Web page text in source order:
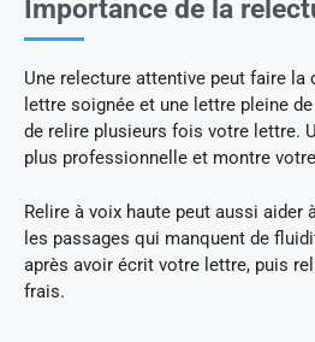
Importance de la
Une relecture attentive peut faire la
lettre soignée et une lettre pleine
de relire plusieurs fois votre lettre.
plus professionnelle et montre
Relire à voix haute peut aussi aider
les passages qui manquent de
après avoir écrit votre lettre, puis
frais.